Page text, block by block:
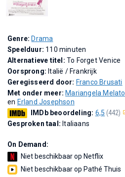
Genre: Drama
Speelduur: 110 minuten
Alternatieve titel: To Forget Venice
Oorsprong: Italië / Frankrijk
Geregisseerd door: Franco Brusati
Met onder meer: Mariangela Melato
en Erland Josephson
IMDb beoordeling: 6,5 (442)
Gesproken taal: Italiaans
On Demand:
Niet beschikbaar op Netflix
Niet beschikbaar op Pathé Thuis